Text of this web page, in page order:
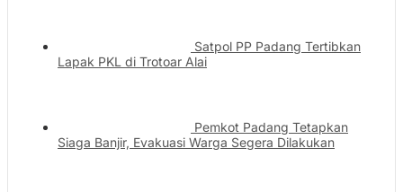
Satpol PP Padang Tertibkan
Lapak PKL di Trotoar Alai
Pemkot Padang Tetapkan
Siaga Banjir, Evakuasi Warga Segera Dilakukan